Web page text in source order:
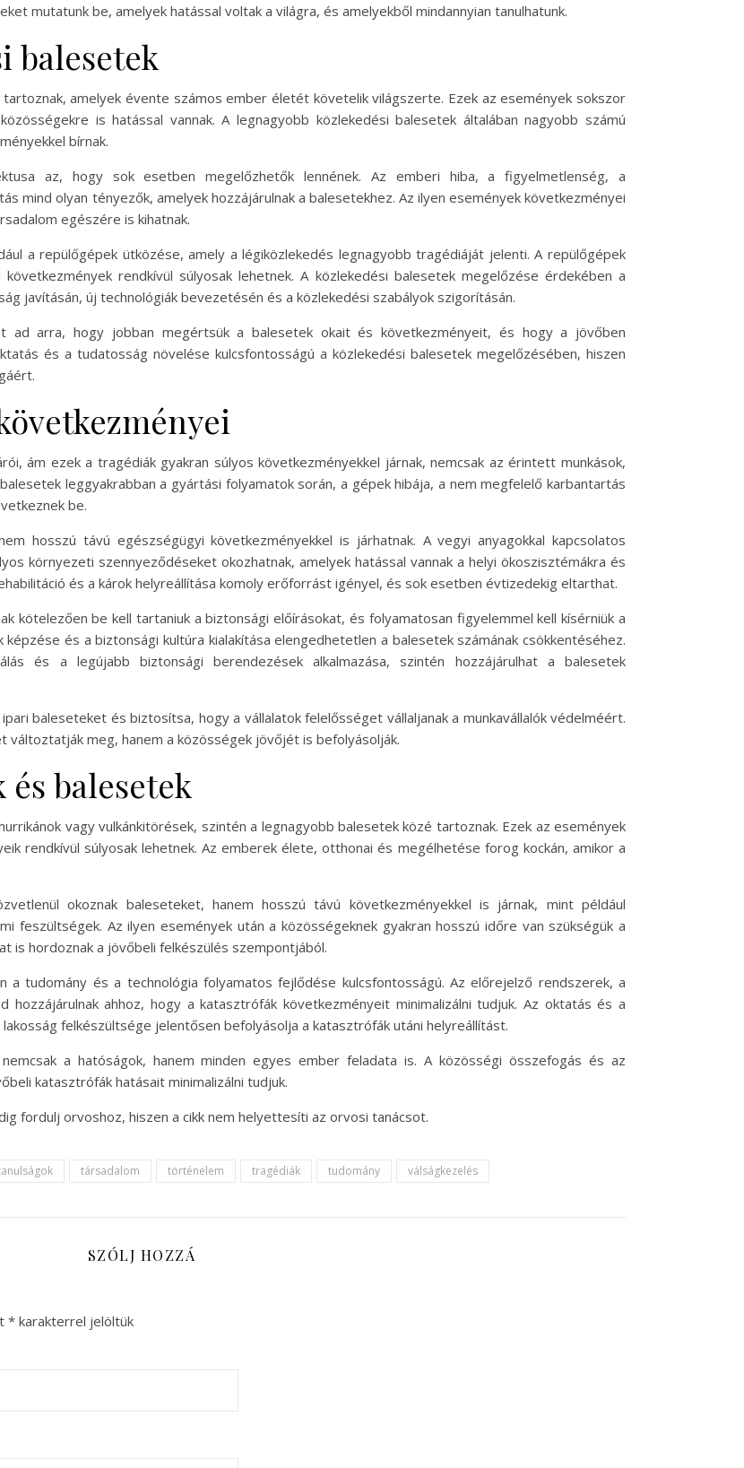
mutatunk be, amelyek hatással voltak a világra, és amelyekből mindannyian tanulhatunk.
balesetek
amelyek évente számos ember életét követelik világszerte. Ezek az események sokszor
is hatással vannak. A legnagyobb közlekedési balesetek általában nagyobb számú
bírnak.
az, hogy sok esetben megelőzhetők lennének. Az emberi hiba, a figyelmetlenség, a
mind olyan tényezők, amelyek hozzájárulnak a balesetekhez. Az ilyen események következményei
egészére is kihatnak.
a repülőgépek ütközése, amely a légiközlekedés legnagyobb tragédiáját jelenti. A repülőgépek
rendkívül súlyosak lehetnek. A közlekedési balesetek megelőzése érdekében a
javításán, új technológiák bevezetésén és a közlekedési szabályok szigorításán.
ad arra, hogy jobban megértsük a balesetek okait és következményeit, és hogy a jövőben
és a tudatosság növelése kulcsfontosságú a közlekedési balesetek megelőzésében, hiszen
ám ezek a tragédiák gyakran súlyos következményekkel járnak, nemcsak az érintett munkások,
leggyakrabban a gyártási folyamatok során, a gépek hibája, a nem megfelelő karbantartás
be.
hosszú távú egészségügyi következményekkel is járhatnak. A vegyi anyagokkal kapcsolatos
környezeti szennyeződéseket okozhatnak, amelyek hatással vannak a helyi ökoszisztémákra és
és a károk helyreállítása komoly erőforrást igényel, és sok esetben évtizedekig eltarthat.
kötelezően be kell tartaniuk a biztonsági előírásokat, és folyamatosan figyelemmel kell kísérniük a
és a biztonsági kultúra kialakítása elengedhetetlen a balesetek számának csökkentéséhez.
és a legújabb biztonsági berendezések alkalmazása, szintén hozzájárulhat a balesetek
baleseteket és biztosítsa, hogy a vállalatok felelősséget vállaljanak a munkavállalók védelméért.
meg, hanem a közösségek jövőjét is befolyásolják.
balesetek
vagy vulkánkitörések, szintén a legnagyobb balesetek közé tartoznak. Ezek az események
rendkívül súlyosak lehetnek. Az emberek élete, otthonai és megélhetése forog kockán, amikor a
okoznak baleseteket, hanem hosszú távú következményekkel is járnak, mint például
feszültségek. Az ilyen események után a közösségeknek gyakran hosszú időre van szükségük a
is hordoznak a jövőbeli felkészülés szempontjából.
tudomány és a technológia folyamatos fejlődése kulcsfontosságú. Az előrejelző rendszerek, a
ahhoz, hogy a katasztrófák következményeit minimalizálni tudjuk. Az oktatás és a
felkészültsége jelentősen befolyásolja a katasztrófák utáni helyreállítást.
a hatóságok, hanem minden egyes ember feladata is. A közösségi összefogás és az
katasztrófák hatásait minimalizálni tudjuk.
fordulj orvoshoz, hiszen a cikk nem helyettesíti az orvosi tanácsot.
társadalom történelem tragédiák tudomány válságkezelés
SZÓLJ HOZZÁ
* karakterrel jelöltük